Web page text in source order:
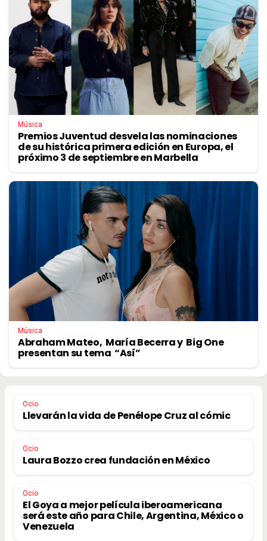
Música
Premios Juventud desvela las nominaciones
de su histórica primera edición en Europa, el
próximo 3 de septiembre en Marbella
Música
Abraham Mateo, María Becerra y Big One
presentan su tema “Así”
Ocio
Llevarán la vida de Penélope Cruz al cómic
Ocio
Laura Bozzo crea fundación en México
Ocio
El Goya a mejor película iberoamericana
será este año para Chile, Argentina, México o
Venezuela